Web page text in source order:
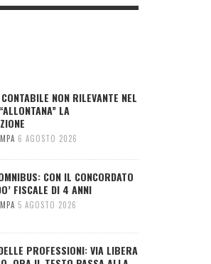
NON RILEVANTE NEL
LA
6 AGOSTO 2026
CON IL CONCORDATO
FISCALE DI 4 ANNI
5 AGOSTO 2026
PROFESSIONI: VIA LIBERA